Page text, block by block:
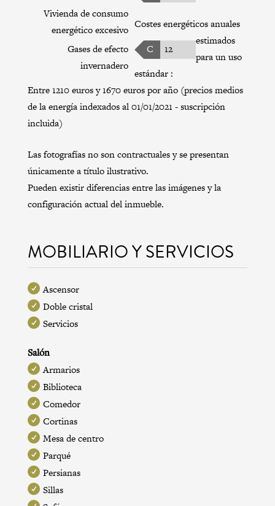
Vivienda de consumo
energético excesivo
Gases de efecto
invernadero
C 12
Costes energéticos anuales
estimados
para un uso
estándar :
Entre 1210 euros y 1670 euros por año (precios medios
de la energía indexados al 01/01/2021 - suscripción
incluida)
Las fotografías no son contractuales y se presentan
únicamente a título ilustrativo.
Pueden existir diferencias entre las imágenes y la
configuración actual del inmueble.
MOBILIARIO Y SERVICIOS
Ascensor
Doble cristal
Servicios
Salón
Armarios
Biblioteca
Comedor
Cortinas
Mesa de centro
Parqué
Persianas
Sillas